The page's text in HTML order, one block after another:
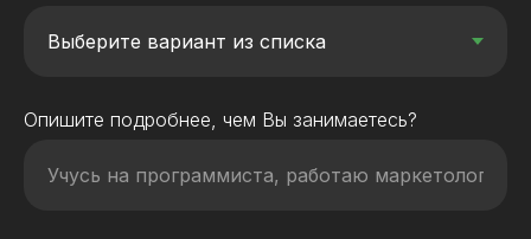
Опишите подробнее, чем Вы занимаетесь?